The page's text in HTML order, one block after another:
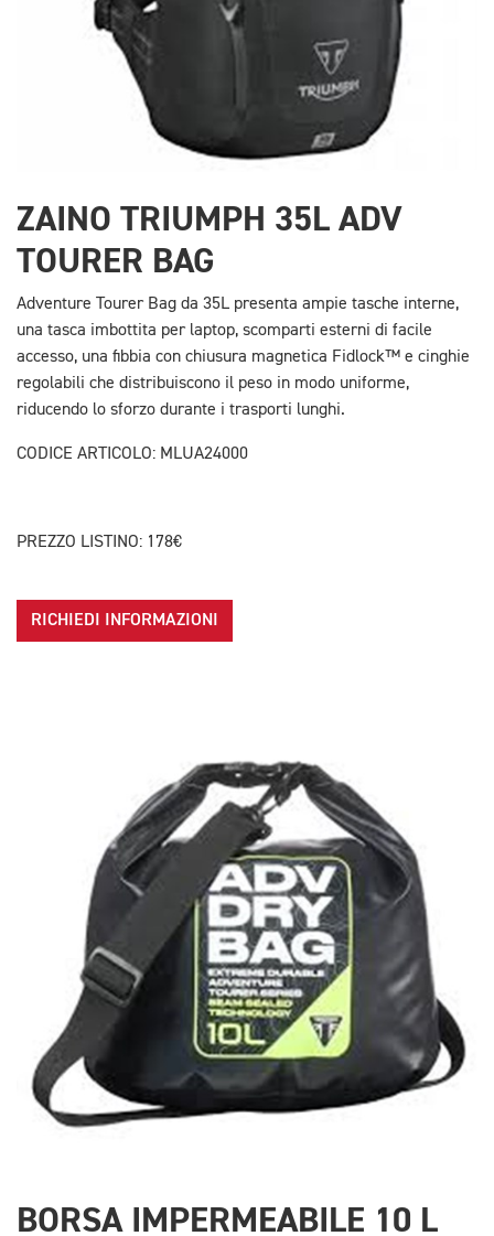
ZAINO TRIUMPH 35L ADV
TOURER BAG
Adventure Tourer Bag da 35L presenta ampie tasche interne,
una tasca imbottita per laptop, scomparti esterni di facile
accesso, una fibbia con chiusura magnetica Fidlock™ e cinghie
regolabili che distribuiscono il peso in modo uniforme,
riducendo lo sforzo durante i trasporti lunghi.
CODICE ARTICOLO: MLUA24000
PREZZO LISTINO: 178€
RICHIEDI INFORMAZIONI
BORSA IMPERMEABILE 10 L